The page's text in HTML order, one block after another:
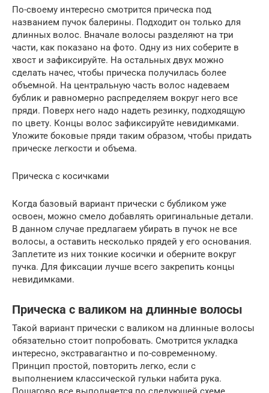
По-своему интересно смотрится прическа под
названием пучок балерины. Подходит он только для
длинных волос. Вначале волосы разделяют на три
части, как показано на фото. Одну из них соберите в
хвост и зафиксируйте. На остальных двух можно
сделать начес, чтобы прическа получилась более
объемной. На центральную часть волос надеваем
бублик и равномерно распределяем вокруг него все
пряди. Поверх него надо надеть резинку, подходящую
по цвету. Концы волос зафиксируйте невидимками.
Уложите боковые пряди таким образом, чтобы придать
прическе легкости и объема.
Прическа с косичками
Когда базовый вариант прически с бубликом уже
освоен, можно смело добавлять оригинальные детали.
В данном случае предлагаем убирать в пучок не все
волосы, а оставить несколько прядей у его основания.
Заплетите из них тонкие косички и оберните вокруг
пучка. Для фиксации лучше всего закрепить концы
невидимками.
Прическа с валиком на длинные волосы
Такой вариант прически с валиком на длинные волосы
обязательно стоит попробовать. Смотрится укладка
интересно, экстравагантно и по-современному.
Принцип простой, повторить легко, если с
выполнением классической гульки набита рука.